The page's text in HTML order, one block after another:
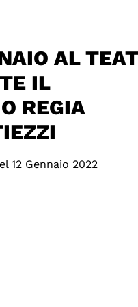
AL
IL
REGIA
12 Gennaio 2022